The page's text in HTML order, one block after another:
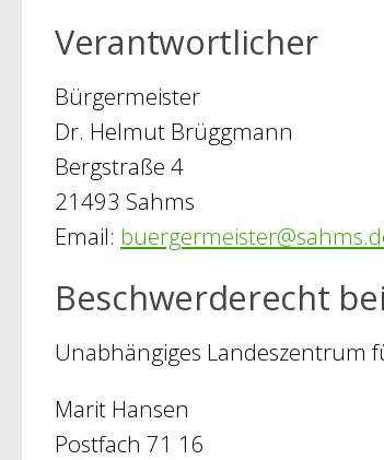
Verantwortlicher
Bürgermeister
Dr. Helmut Brüggmann
Bergstraße 4
21493 Sahms
Email:
Beschwerderecht
Unabhängiges Landeszentrum
Marit Hansen
Postfach 71 16